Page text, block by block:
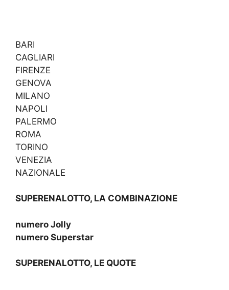
BARI
CAGLIARI
FIRENZE
GENOVA
MILANO
NAPOLI
PALERMO
ROMA
TORINO
VENEZIA
NAZIONALE
SUPERENALOTTO, LA COMBINAZIONE
numero Jolly
numero Superstar
SUPERENALOTTO, LE QUOTE